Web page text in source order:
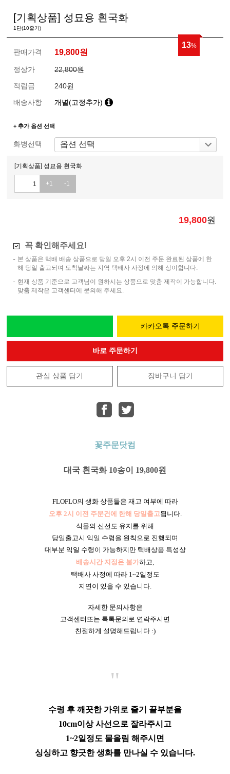
[기획상품] 성묘용 흰국화
1단(10줄기)
13%
판매가격 19,800원
정상가
22,800원
적립금
240원
배송사항
개별(고정추가)
+ 추가 옵션 선택
화병선택
[기획상품] 성묘용 흰국화
+1 -1
19,800원
꼭 확인해주세요!
본 상품은 택배 배송 상품으로 당일 오후 2시 이전 주문 완료된 상품에 한
해 당일 출고되며 도착날짜는 지역 택배사 사정에 의해 상이합니다.
현재 상품 기준으로 고객님이 원하시는 상품으로 맞춤 제작이 가능합니다.
맞춤 제작은 고객센터에 문의해 주세요.
카카오톡 주문하기
바로 주문하기
관심 상품 담기 장바구니 담기
꽃주문닷컴
대국 흰국화 10송이 19,800원
FLOFLO의 생화 상품들은 재고 여부에 따라
오후 2시 이전 주문건에 한해 당일출고됩니다.
식물의 신선도 유지를 위해
당일출고시 익일 수령을 원칙으로 진행되며
대부분 익일 수령이 가능하지만 택배상품 특성상
배송시간 지정은 불가하고,
택배사 사정에 따라 1~2일정도
지연이 있을 수 있습니다.
자세한 문의사항은
고객센터또는 톡톡문의로 연락주시면
친절하게 설명해드립니다 :)
"
수령 후 깨끗한 가위로 줄기 끝부분을
10cm이상 사선으로 잘라주시고
1~2일정도 물올림 해주시면
싱싱하고 향긋한 생화를 만나실 수 있습니다.